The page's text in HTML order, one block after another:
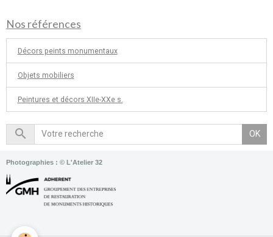
Nos références
Décors peints monumentaux
Objets mobiliers
Peintures et décors XIIe-XXe s.
OK
Photographies : © L'Atelier 32